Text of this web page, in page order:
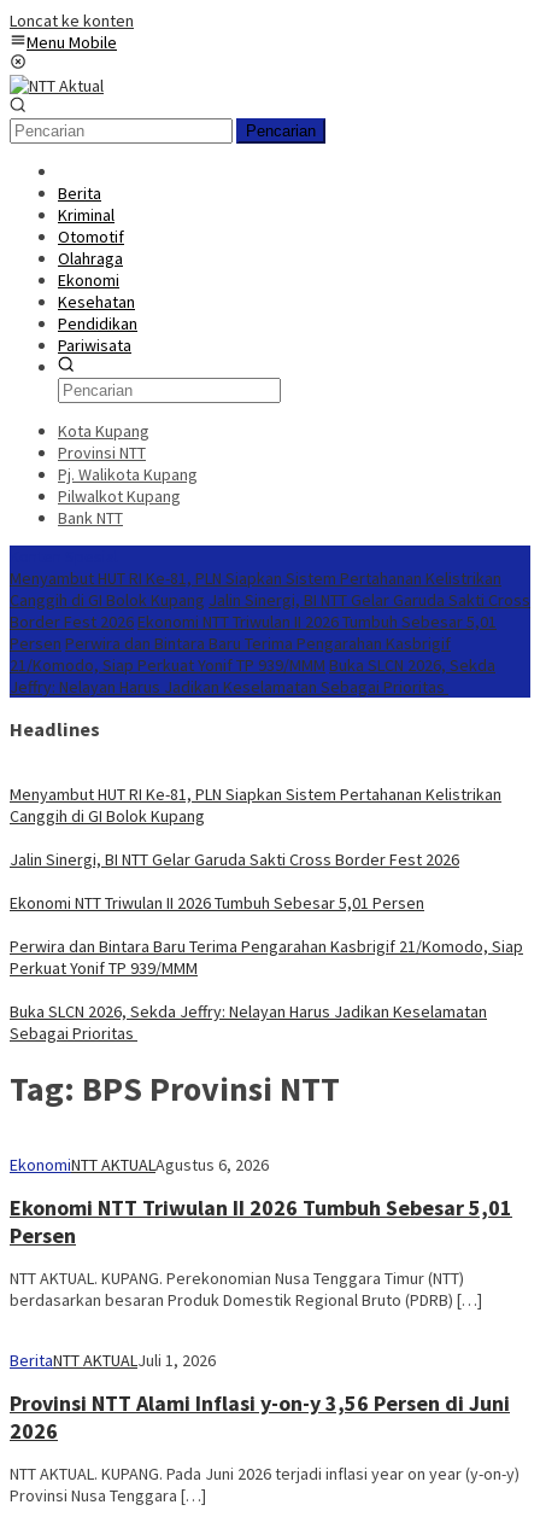
Loncat ke konten
Menu Mobile
Pencarian
Berita
Kriminal
Otomotif
Olahraga
Ekonomi
Kesehatan
Pendidikan
Pariwisata
Kota Kupang
Provinsi NTT
Pj. Walikota Kupang
Pilwalkot Kupang
Bank NTT
Menyambut HUT RI Ke-81, PLN Siapkan Sistem Pertahanan Kelistrikan
Canggih di GI Bolok Kupang Jalin Sinergi, BI NTT Gelar Garuda Sakti Cross
Border Fest 2026 Ekonomi NTT Triwulan II 2026 Tumbuh Sebesar 5,01
Persen Perwira dan Bintara Baru Terima Pengarahan Kasbrigif
21/Komodo, Siap Perkuat Yonif TP 939/MMM Buka SLCN 2026, Sekda
Jeffry: Nelayan Harus Jadikan Keselamatan Sebagai Prioritas
Headlines
Menyambut HUT RI Ke-81, PLN Siapkan Sistem Pertahanan Kelistrikan
Canggih di GI Bolok Kupang
Jalin Sinergi, BI NTT Gelar Garuda Sakti Cross Border Fest 2026
Ekonomi NTT Triwulan II 2026 Tumbuh Sebesar 5,01 Persen
Perwira dan Bintara Baru Terima Pengarahan Kasbrigif 21/Komodo, Siap
Perkuat Yonif TP 939/MMM
Buka SLCN 2026, Sekda Jeffry: Nelayan Harus Jadikan Keselamatan
Sebagai Prioritas
Tag: BPS Provinsi NTT
EkonomiNTT AKTUALAgustus 6, 2026
Ekonomi NTT Triwulan II 2026 Tumbuh Sebesar 5,01
Persen
NTT AKTUAL. KUPANG. Perekonomian Nusa Tenggara Timur (NTT)
berdasarkan besaran Produk Domestik Regional Bruto (PDRB) […]
BeritaNTT AKTUALJuli 1, 2026
Provinsi NTT Alami Inflasi y-on-y 3,56 Persen di Juni
2026
NTT AKTUAL. KUPANG. Pada Juni 2026 terjadi inflasi year on year (y-on-y)
Provinsi Nusa Tenggara […]